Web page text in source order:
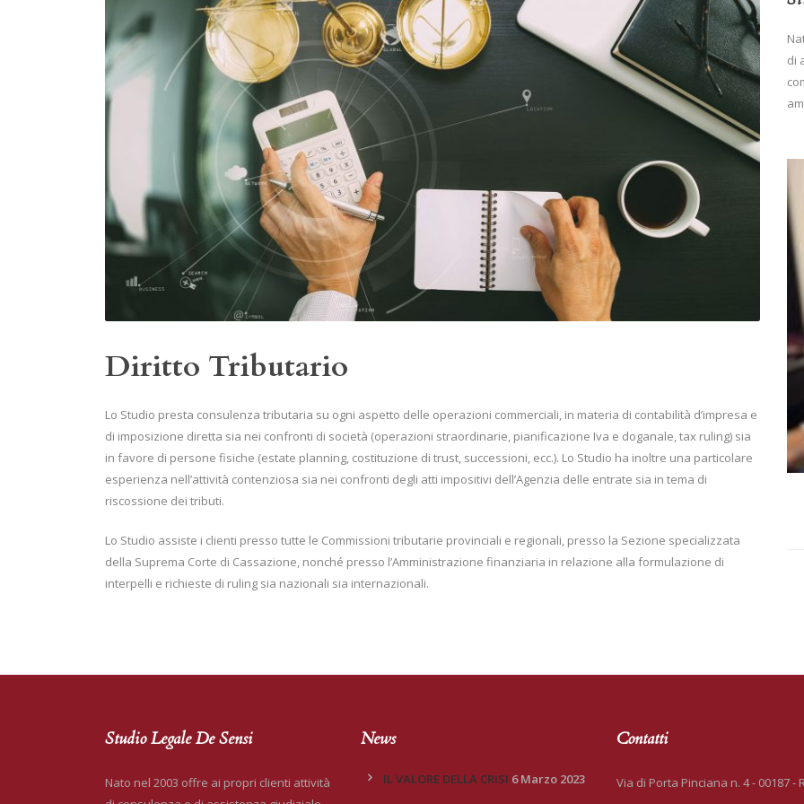
Diritto Tributario
Lo Studio presta consulenza tributaria su ogni aspetto delle operazioni commerciali, in materia di contabilità d’impresa e
di imposizione diretta sia nei confronti di società (operazioni straordinarie, pianificazione Iva e doganale, tax ruling) sia
in favore di persone fisiche (estate planning, costituzione di trust, successioni, ecc.). Lo Studio ha inoltre una particolare
esperienza nell’attività contenziosa sia nei confronti degli atti impositivi dell’Agenzia delle entrate sia in tema di
riscossione dei tributi.
Lo Studio assiste i clienti presso tutte le Commissioni tributarie provinciali e regionali, presso la Sezione specializzata
della Suprema Corte di Cassazione, nonché presso l’Amministrazione finanziaria in relazione alla formulazione di
interpelli e richieste di ruling sia nazionali sia internazionali.
di
Studio Legale De Sensi
Nato nel 2003 offre ai propri clienti attività
News
IL VALORE DELLA CRISI 6 Marzo 2023
Contatti
Via di Porta Pinciana n. 4 - 00187 -